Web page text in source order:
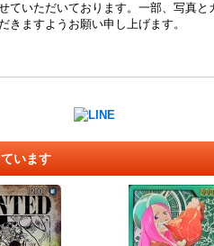
いただいております。一部、写真
ますようお願い申し上げます。
います